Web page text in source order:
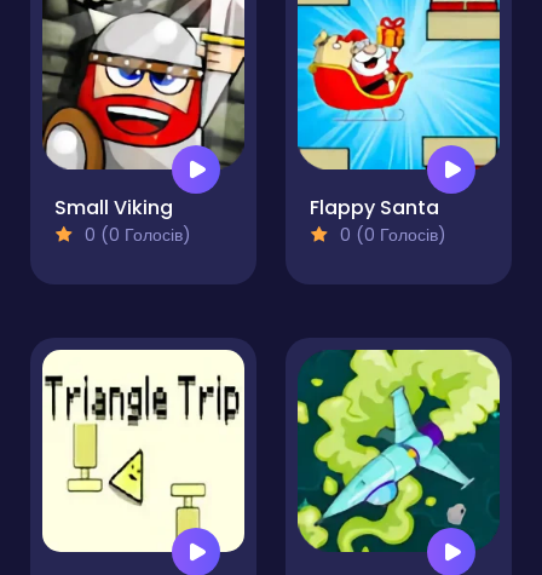
Small Viking
0 (0 Голосів)
Flappy Santa
0 (0 Голосів)